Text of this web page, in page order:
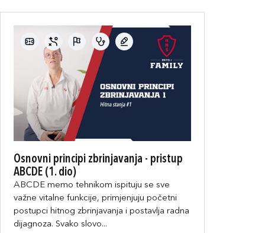
Osnovni principi zbrinjavanja - pristup
ABCDE (1. dio)
ABCDE memo tehnikom ispituju se sve
važne vitalne funkcije, primjenjuju početni
postupci hitnog zbrinjavanja i postavlja radna
dijagnoza. Svako slovo...